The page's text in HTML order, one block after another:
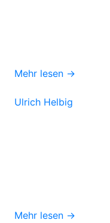
Mehr lesen →
Ulrich Helbig
Mehr lesen →